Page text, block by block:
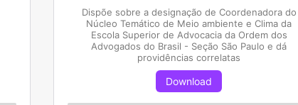
Dispõe sobre a designação de Coordenadora do
Núcleo Temático de Meio ambiente e Clima da
Escola Superior de Advocacia da Ordem dos
Advogados do Brasil - Seção São Paulo e dá
providências correlatas
Download